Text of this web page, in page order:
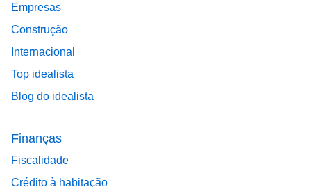
Empresas
Construção
Internacional
Top idealista
Blog do idealista
Finanças
Fiscalidade
Crédito à habitação